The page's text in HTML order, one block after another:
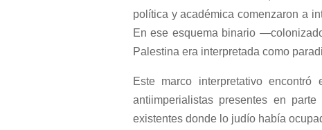
política y académica comenzaron a
En ese esquema binario
Palestina era interpretada como
Este marco interpretativo
antiimperialistas presentes en
existentes donde lo judío había